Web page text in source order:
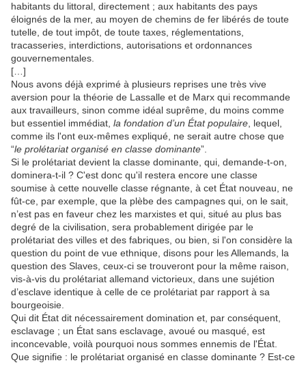
habitants du littoral, directement ; aux habitants des pays
éloignés de la mer, au moyen de chemins de fer libérés de toute
tutelle, de tout impôt, de toute taxes, réglementations,
tracasseries, interdictions, autorisations et ordonnances
gouvernementales.
[…]
Nous avons déjà exprimé à plusieurs reprises une très vive
aversion pour la théorie de Lassalle et de Marx qui recommande
aux travailleurs, sinon comme idéal suprême, du moins comme
but essentiel immédiat, la fondation d’un État populaire , lequel,
comme ils l'ont eux-mêmes expliqué, ne serait autre chose que
“le prolétariat organisé en classe dominante”.
Si le prolétariat devient la classe dominante, qui, demande-t-on,
dominera-t-il ? C'est donc qu'il restera encore une classe
soumise à cette nouvelle classe régnante, à cet État nouveau, ne
fût-ce, par exemple, que la plèbe des campagnes qui, on le sait,
n’est pas en faveur chez les marxistes et qui, situé au plus bas
degré de la civilisation, sera probablement dirigée par le
prolétariat des villes et des fabriques, ou bien, si l'on considère la
question du point de vue ethnique, disons pour les Allemands, la
question des Slaves, ceux-ci se trouveront pour la même raison,
vis-à-vis du prolétariat allemand victorieux, dans une sujétion
d’esclave identique à celle de ce prolétariat par rapport à sa
bourgeoisie.
Qui dit État dit nécessairement domination et, par conséquent,
esclavage ; un État sans esclavage, avoué ou masqué, est
inconcevable, voilà pourquoi nous sommes ennemis de l'État.
Que signifie : le prolétariat organisé en classe dominante ? Est-ce